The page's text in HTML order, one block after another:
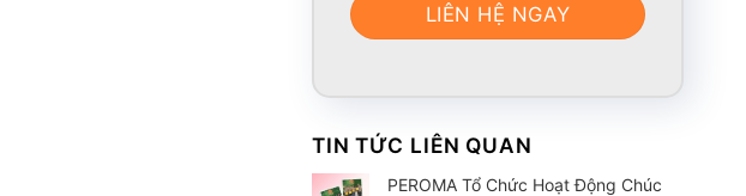
LIÊN HỆ NGAY
TIN TỨC LIÊN QUAN
PEROMA Tổ Chức Hoạt Động Chúc